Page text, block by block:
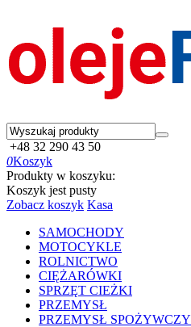
+48 32 290 43 50
0Koszyk
Produkty w koszyku:
Koszyk jest pusty
Zobacz koszyk Kasa
SAMOCHODY
MOTOCYKLE
ROLNICTWO
CIĘŻARÓWKI
SPRZĘT CIEŻKI
PRZEMYSŁ
PRZEMYSŁ SPOŻYWCZY